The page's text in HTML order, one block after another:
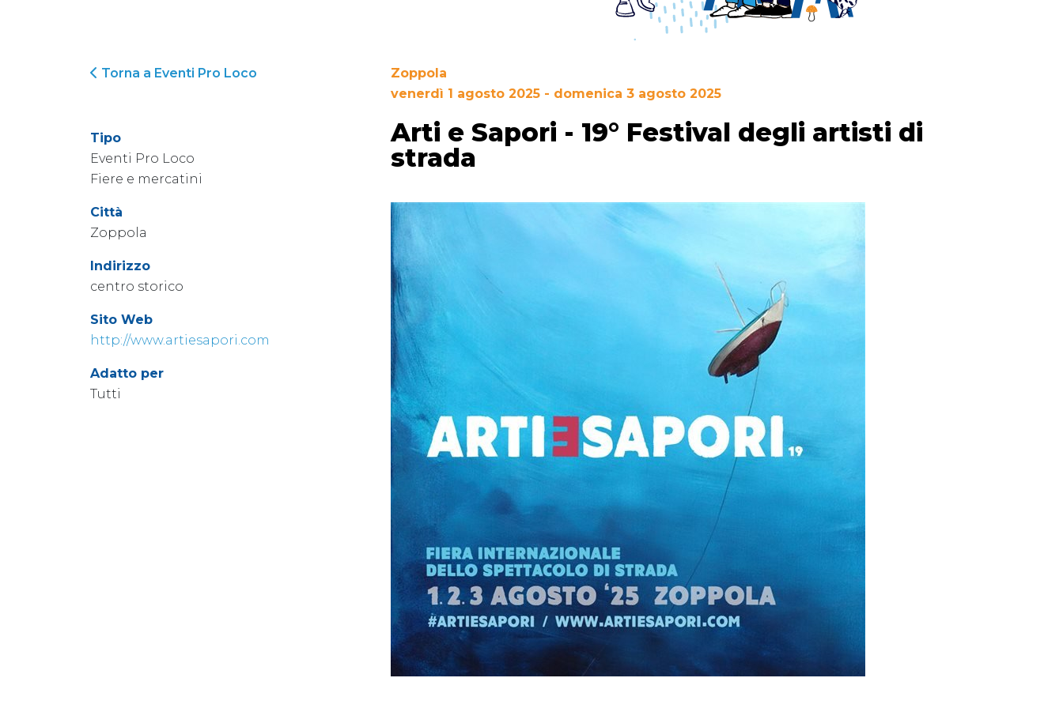
Torna a Eventi Pro Loco
Tipo
Eventi Pro Loco
Fiere e mercatini
Città
Zoppola
Indirizzo
centro storico
Sito Web
http://www.artiesapori.com
Adatto per
Tutti
Zoppola
venerdì 1 agosto 2025 - domenica 3 agosto 2025
Arti e Sapori - 19° Festival degli artisti di
strada